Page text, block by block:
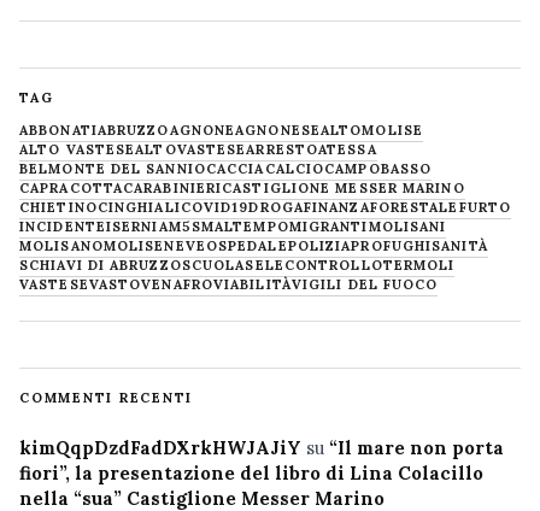
TAG
ABBONATIABRUZZOAGNONEAGNONESEALTOMOLISE
ALTO VASTESEALTOVASTESEARRESTOATESSA
BELMONTE DEL SANNIOCACCIACALCIOCAMPOBASSO
CAPRACOTTACARABINIERICASTIGLIONE MESSER MARINO
CHIETINOCINGHIALICOVID19DROGAFINANZAFORESTALE FURTO
INCIDENTEISERNIAM5SMALTEMPOMIGRANTIMOLISANI
MOLISANOMOLISENEVE OSPEDALEPOLIZIAPROFUGHISANITÀ
SCHIAVI DI ABRUZZOSCUOLASELECONTROLLOTERMOLI
VASTESEVASTOVENAFROVIABILITÀVIGILI DEL FUOCO
COMMENTI RECENTI
kimQqpDzdFadDXrkHWJAJiY su “Il mare non porta
fiori”, la presentazione del libro di Lina Colacillo
nella “sua” Castiglione Messer Marino